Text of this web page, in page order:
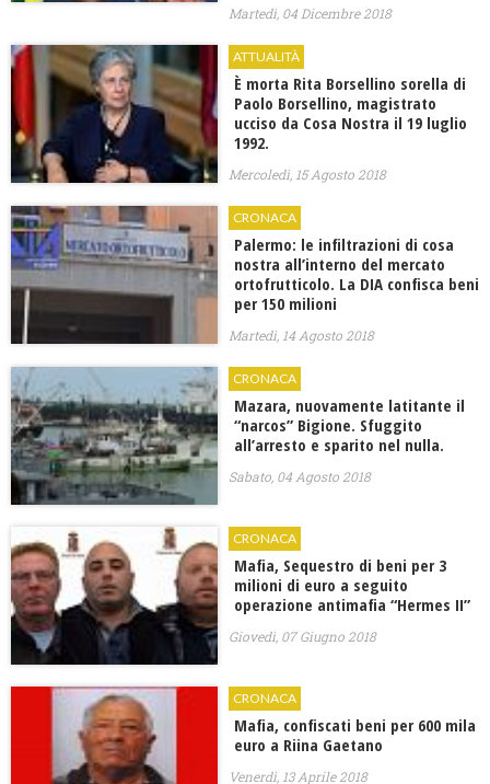
Martedì, 04 Dicembre 2018
ATTUALITÀ
È morta Rita Borsellino sorella di
Paolo Borsellino, magistrato
ucciso da Cosa Nostra il 19 luglio
1992.
Mercoledì, 15 Agosto 2018
CRONACA
Palermo: le infiltrazioni di cosa
nostra all’interno del mercato
ortofrutticolo. La DIA confisca beni
per 150 milioni
Martedì, 14 Agosto 2018
CRONACA
Mazara, nuovamente latitante il
“narcos” Bigione. Sfuggito
all’arresto e sparito nel nulla.
Sabato, 04 Agosto 2018
CRONACA
Mafia, Sequestro di beni per 3
milioni di euro a seguito
operazione antimafia “Hermes II”
Giovedì, 07 Giugno 2018
CRONACA
Mafia, confiscati beni per 600 mila
euro a Riina Gaetano
Venerdì, 13 Aprile 2018